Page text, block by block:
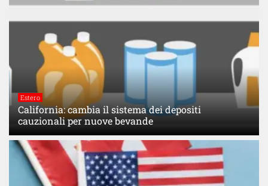
Estero
California: cambia il sistema dei depositi
cauzionali per nuove bevande